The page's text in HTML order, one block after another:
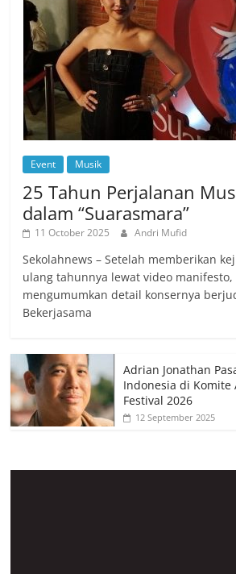
Event Musik
25 Tahun Perjalanan
dalam “Suarasmara”
11 October 2025 Andri Mufid
Sekolahnews – Setelah memberikan
ulang tahunnya lewat video
mengumumkan detail konsernya
Bekerjasama
Adrian Jonathan
Indonesia di Komite
Festival 2026
12 September 2025